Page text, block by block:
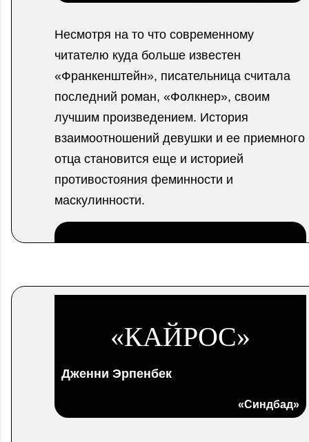
Несмотря на то что современному
читателю куда больше известен
«Франкенштейн», писательница считала
последний роман, «Фолкнер», своим
лучшим произведением. История
взаимоотношений девушки и ее приемного
отца становится еще и историей
противостояния феминности и
маскулинности.
.
«КАЙРОС»
Дженни Эрпенбек
«Синдбад»